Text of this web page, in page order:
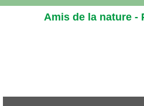
principal
Amis de la nature -